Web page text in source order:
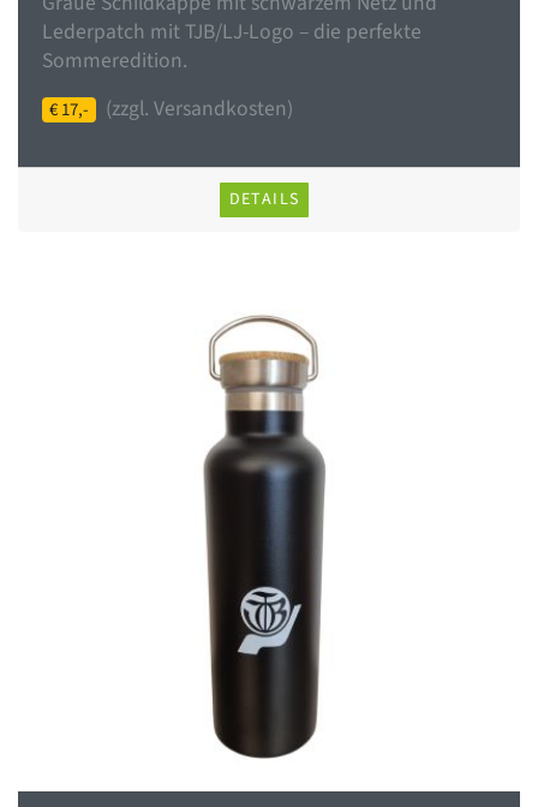
Lederpatch mit TJB/LJ-Logo – die perfekte
Sommeredition.
€ 17,- (zzgl. Versandkosten)
DETAILS